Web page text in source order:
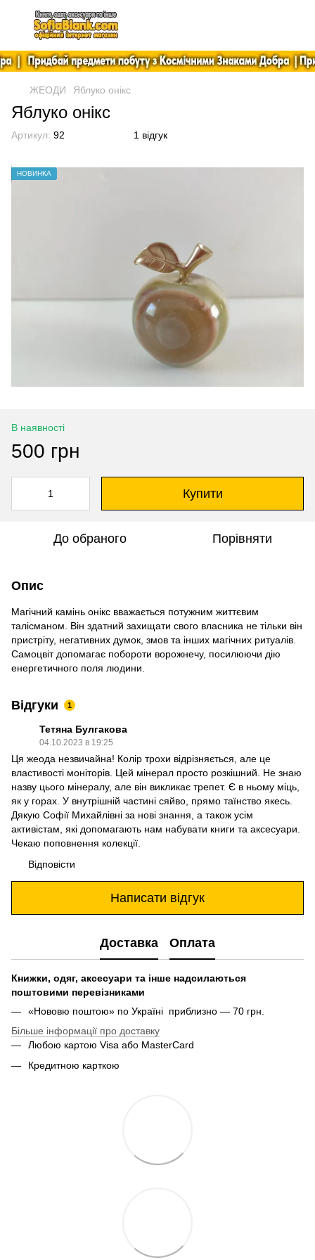
ЖЕОДИ Яблуко онікс
Яблуко онікс
Артикул: 92 1 відгук
НОВИНКА
В наявності
500 грн
Купити
До обраного Порівняти
Опис
Магічний камінь онікс вважається потужним життєвим
талісманом. Він здатний захищати свого власника не тільки він
пристріту, негативних думок, змов та інших магічних ритуалів.
Самоцвіт допомагає побороти ворожнечу, посилюючи дію
енергетичного поля людини.
Відгуки 1
Тетяна Булгакова
04.10.2023 в 19:25
Ця жеода незвичайна! Колір трохи відрізняється, але це
властивості моніторів. Цей мінерал просто розкішний. Не знаю
назву цього мінералу, але він викликає трепет. Є в ньому міць,
як у горах. У внутрішній частині сяйво, прямо таїнство якесь.
Дякую Софії Михайлівні за нові знання, а також усім
активістам, які допомагають нам набувати книги та аксесуари.
Чекаю поповнення колекції.
Відповісти
Написати відгук
Доставка Оплата
Книжки, одяг, аксесуари та інше надсилаються
поштовими перевізниками
«Нововю поштою» по Україні приблизно — 70 грн.
Більше інформації про доставку
Любою картою Visa або MasterCard
Кредитною карткою